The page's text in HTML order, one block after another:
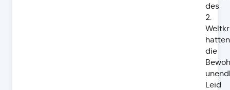
des
2.
hatten
die
Leid